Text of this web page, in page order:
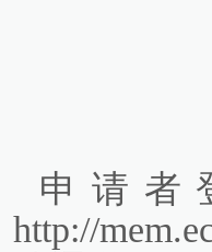
申请者
http://